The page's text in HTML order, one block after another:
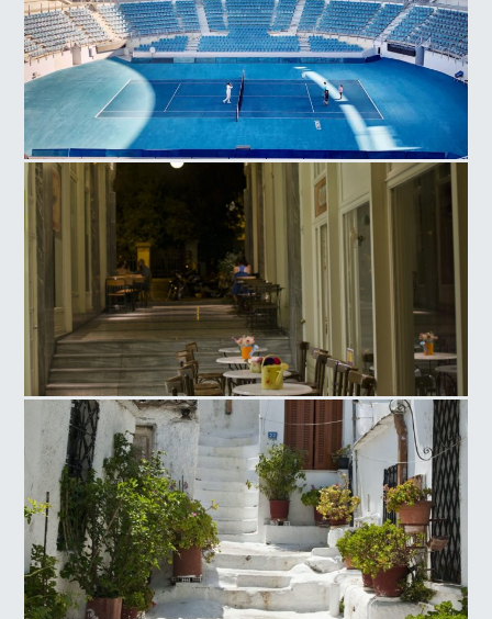
Ολυμπιακό Αθλητικό Κέντρο Αθηνών, Γήπεδο Τέννις
Πλατεία Αγ. Ειρήνης